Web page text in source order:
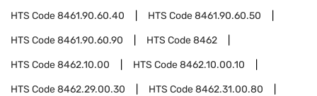
HTS Code8461.90.60.40 HTS Code8461.90.60.50
HTS Code8461.90.60.90 HTS Code8462
HTS Code8462.10.00 HTS Code8462.10.00.10
HTS Code8462.29.00.30 HTS Code8462.31.00.80